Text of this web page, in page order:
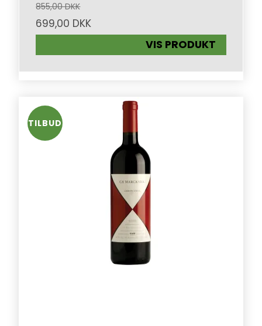
855,00 DKK
699,00 DKK
VIS PRODUKT
TILBUD